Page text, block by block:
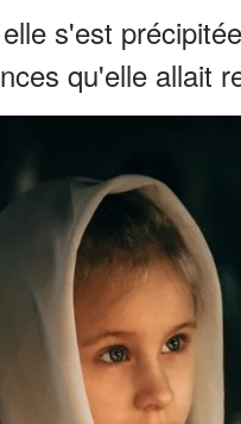
s'est
qu'elle allait